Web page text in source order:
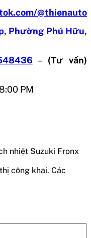
@thienauto
Phường Phú Hữu,
– (Tư vấn)
PM
nhiệt Suzuki Fronx
công khai. Các